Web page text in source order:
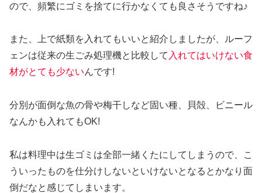
ので、頻繁にゴミを捨てに行かなくても良さそうですね♪
また、上で紙類を入れてもいいと紹介しましたが、ルーフ
ェンは従来の生ごみ処理機と比較して 入れてはいけない食
材がとても少ないんです!
分別が面倒な魚の骨や梅干しなど固い種、貝殻、ビニール
なんかも入れてもOK!
私は料理中は生ゴミは全部一緒くたにしてしまうので、こ
ういったものを仕分けしないといけないとなるとかなり面
倒だなと感じてしまいます。